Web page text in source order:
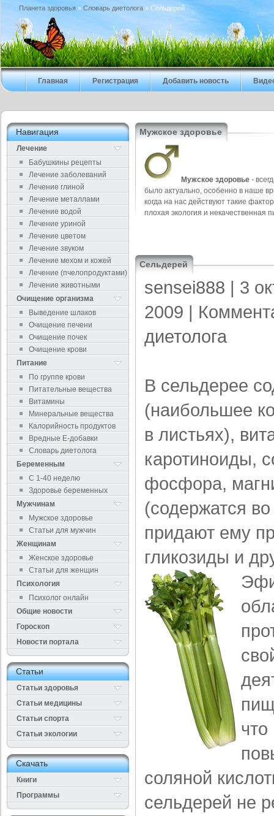
Планета здоровья » Cловарь диетолога » Сельдерей
Главная Регистрация Добавить новость
Навигация
Лечение
Бабушкины рецепты
Лечение заболеваний
Лечение глиной
Лечение металлами
Лечение водой
Лечение уриной
Лечение цветом
Лечение звуком
Лечение мехом и кожей
Лечение (пчелопродуктами)
Лечение животными
Очищение организма
Выведение шлаков
Очищение печени
Очищение почек
Очищение крови
Питание
По группе крови
Питательные вещества
Витамины
Минеральные вещества
Калорийность продуктов
Вредные Е-добавки
Словарь диетолога
Беременным
С 1-40 неделю
Здоровье беременных
Мужчинам
Мужское здоровье
Статьи для мужчин
Женщинам
Женское здоровье
Статьи для женщин
Психология
Психолог онлайн
Общие новости
Гороскоп
Новости портала
Cтатьи
Статьи здоровья
Cтатьи медицины
Статьи спорта
Статьи экологии
Cкачать
Книги
Программы
Мужское здоровье
Мужское здоровье -
было актуально, особенно в наше
когда на нас действуют такие
плохая экология и некачественная
Сельдерей
sensei888 | 3
2009 |
диетолога
В сельдерее
(наибольшее
в листьях),
каротиноиды,
фосфора,
(содержатся
придают ему
гликозиды и
что
соляной
сельдерей не